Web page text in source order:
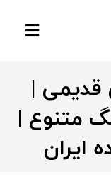
|
و رنگ متنوع |
ایران